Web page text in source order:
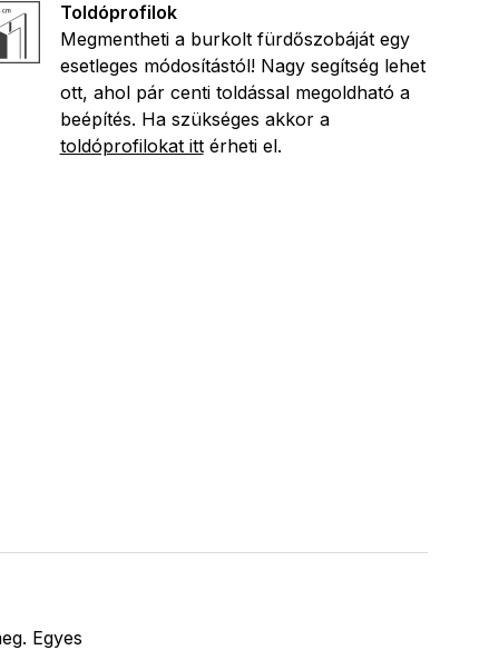
Toldóprofilok
Megmentheti a burkolt fürdőszobáját egy
esetleges módosítástól! Nagy segítség lehet
ott, ahol pár centi toldással megoldható a
beépítés. Ha szükséges akkor a
toldóprofilokat ittérheti el.
Egyes